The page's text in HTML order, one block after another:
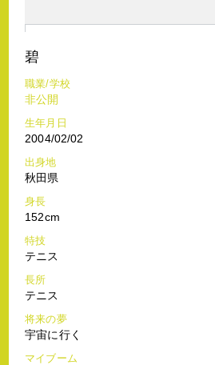
碧
職業/学校
非公開
生年月日
2004/02/02
出身地
秋田県
身長
152cm
特技
テニス
長所
テニス
将来の夢
宇宙に行く
マイブーム